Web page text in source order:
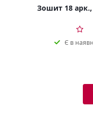
Зошит 18 арк.,
Є в